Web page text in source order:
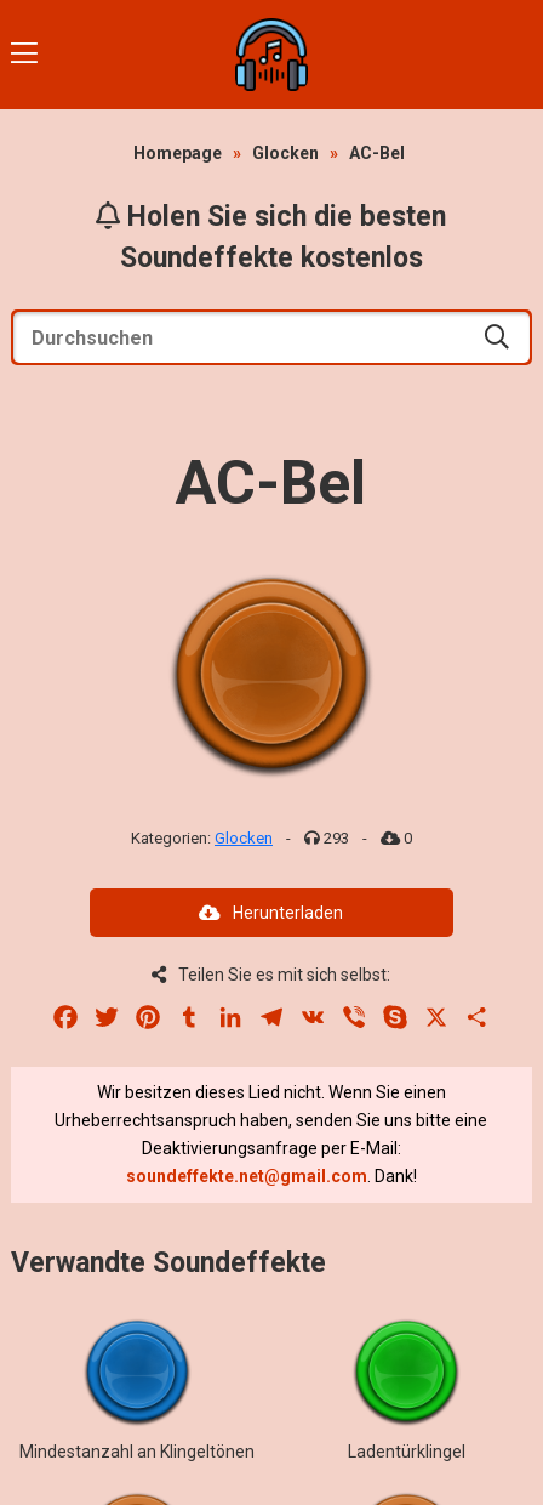
Homepage » Glocken » AC-Bel
Holen Sie sich die besten
Soundeffekte kostenlos
AC-Bel
Kategorien: Glocken - 293 - 0
Herunterladen
Teilen Sie es mit sich selbst:
Facebook
Twitter PinterestTumblrLinkedInTelegram
VK Viber Skype
Wir besitzen dieses Lied nicht. Wenn Sie einen
Urheberrechtsanspruch haben, senden Sie uns bitte eine
Deaktivierungsanfrage per E-Mail:
soundeffekte.net@gmail.com . Dank!
Verwandte Soundeffekte
Mindestanzahl an Klingeltönen Ladentürklingel